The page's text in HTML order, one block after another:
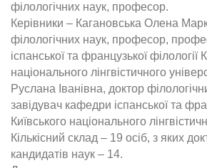
філологічних наук, професор.
Керівники – Кагановська Олена
філологічних наук, професор,
іспанської та французької філології
національного лінгвістичного
Руслана Іванівна, доктор
завідувач кафедри іспанської та
Київського національного
Кількісний склад – 19 осіб, з яких
кандидатів наук – 14.